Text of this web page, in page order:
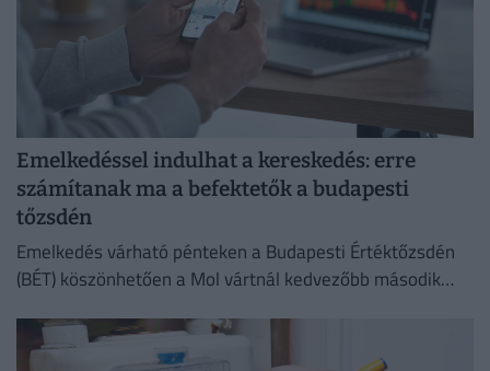
Emelkedéssel indulhat a kereskedés: erre
számítanak ma a befektetők a budapesti
tőzsdén
Emelkedés várható pénteken a Budapesti Értéktőzsdén
(BÉT) köszönhetően a Mol vártnál kedvezőbb második
elemzője szerint.